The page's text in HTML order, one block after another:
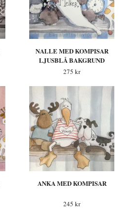
NALLE MED KOMPISAR
LJUSBLÅ BAKGRUND
275 kr
ANKA MED KOMPISAR
245 kr